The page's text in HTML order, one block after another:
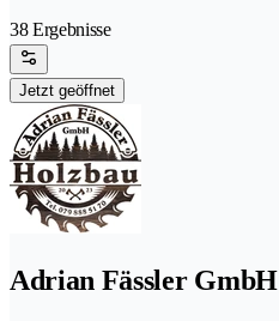
38 Ergebnisse
Jetzt geöffnet
Adrian Fässler GmbH